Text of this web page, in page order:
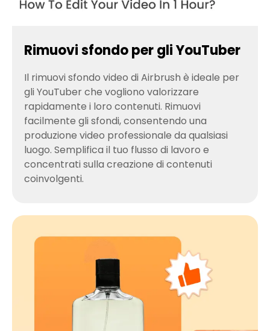
Rimuovi sfondo per gli YouTuber
Il rimuovi sfondo video di Airbrush è ideale per
gli YouTuber che vogliono valorizzare
rapidamente i loro contenuti. Rimuovi
facilmente gli sfondi, consentendo una
produzione video professionale da qualsiasi
luogo. Semplifica il tuo flusso di lavoro e
concentrati sulla creazione di contenuti
coinvolgenti.